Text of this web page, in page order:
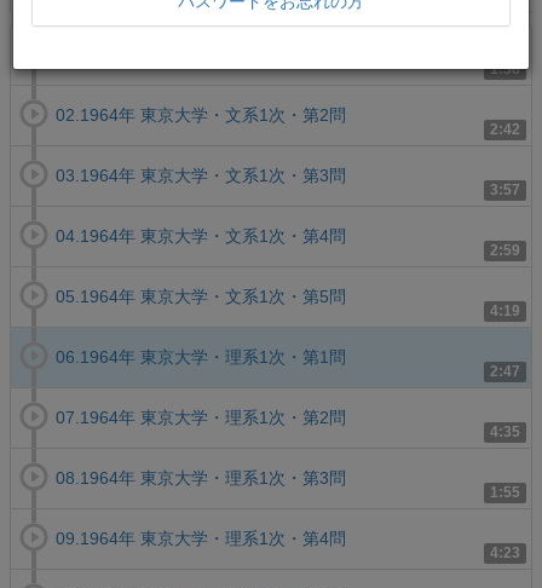
1:38
2:42
02.1964年 東京大学・文系1次・第2問
3:57
03.1964年 東京大学・文系1次・第3問
2:59
04.1964年 東京大学・文系1次・第4問
4:19
05.1964年 東京大学・文系1次・第5問
2:47
06.1964年 東京大学・理系1次・第1問
4:35
07.1964年 東京大学・理系1次・第2問
1:55
08.1964年 東京大学・理系1次・第3問
4:23
09.1964年 東京大学・理系1次・第4問